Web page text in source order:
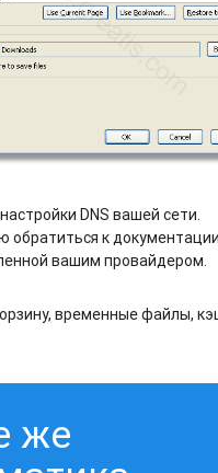
DNS вашей сети.
обратиться к
вашим провайдером.
временные файлы,
же